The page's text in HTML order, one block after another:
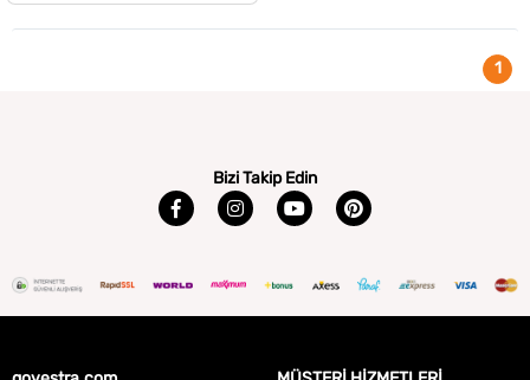
1
Bizi Takip Edin